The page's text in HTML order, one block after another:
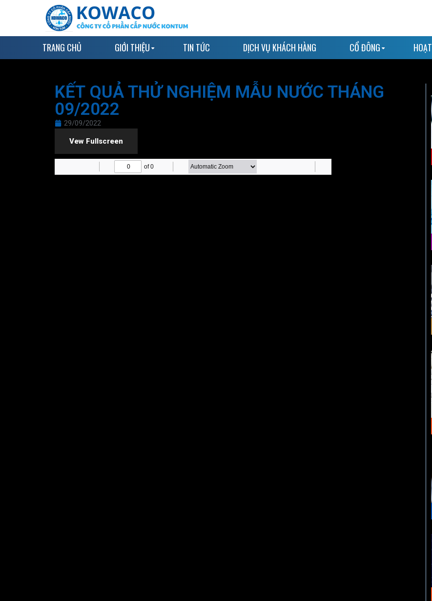
TRANG CHỦ GIỚI THIỆU TIN TỨC DỊCH VỤ KHÁCH HÀNG CỔ ĐÔNG
KẾT QUẢ THỬ NGHIỆM MẪU NƯỚC THÁNG
09/2022
29/09/2022
Vew Fullscreen